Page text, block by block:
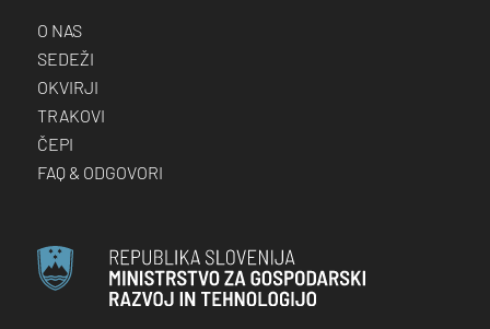
TRAKOVI
ČEPI
FAQ & ODGOVORI